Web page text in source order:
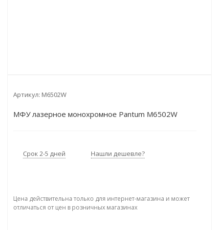
Артикул: M6502W
МФУ лазерное монохромное Pantum M6502W
Срок 2-5 дней Нашли дешевле?
Цена действительна только для интернет-магазина и может
отличаться от цен в розничных магазинах